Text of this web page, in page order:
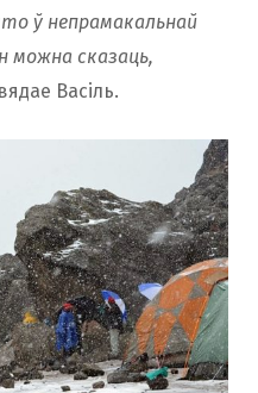
ў непрамакальнай
можна сказаць,
Васіль.